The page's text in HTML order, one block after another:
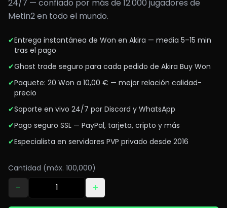
24/7 — confiado por más de 12.000 jugadores de
Metin2 en todo el mundo.
✔Entrega instantánea de Won en Akira — media 5–15 min
tras el pago
✔Ghost trade seguro para cada pedido de Akira Buy Won
✔Paquete: 20 Won a 10,00 € — mejor relación calidad-
precio
✔Soporte en vivo 24/7 por Discord y WhatsApp
✔Pago seguro SSL — PayPal, tarjeta, cripto y más
✔Especialista en servidores PVP privado desde 2016
Cantidad (máx. 100,000)
− +